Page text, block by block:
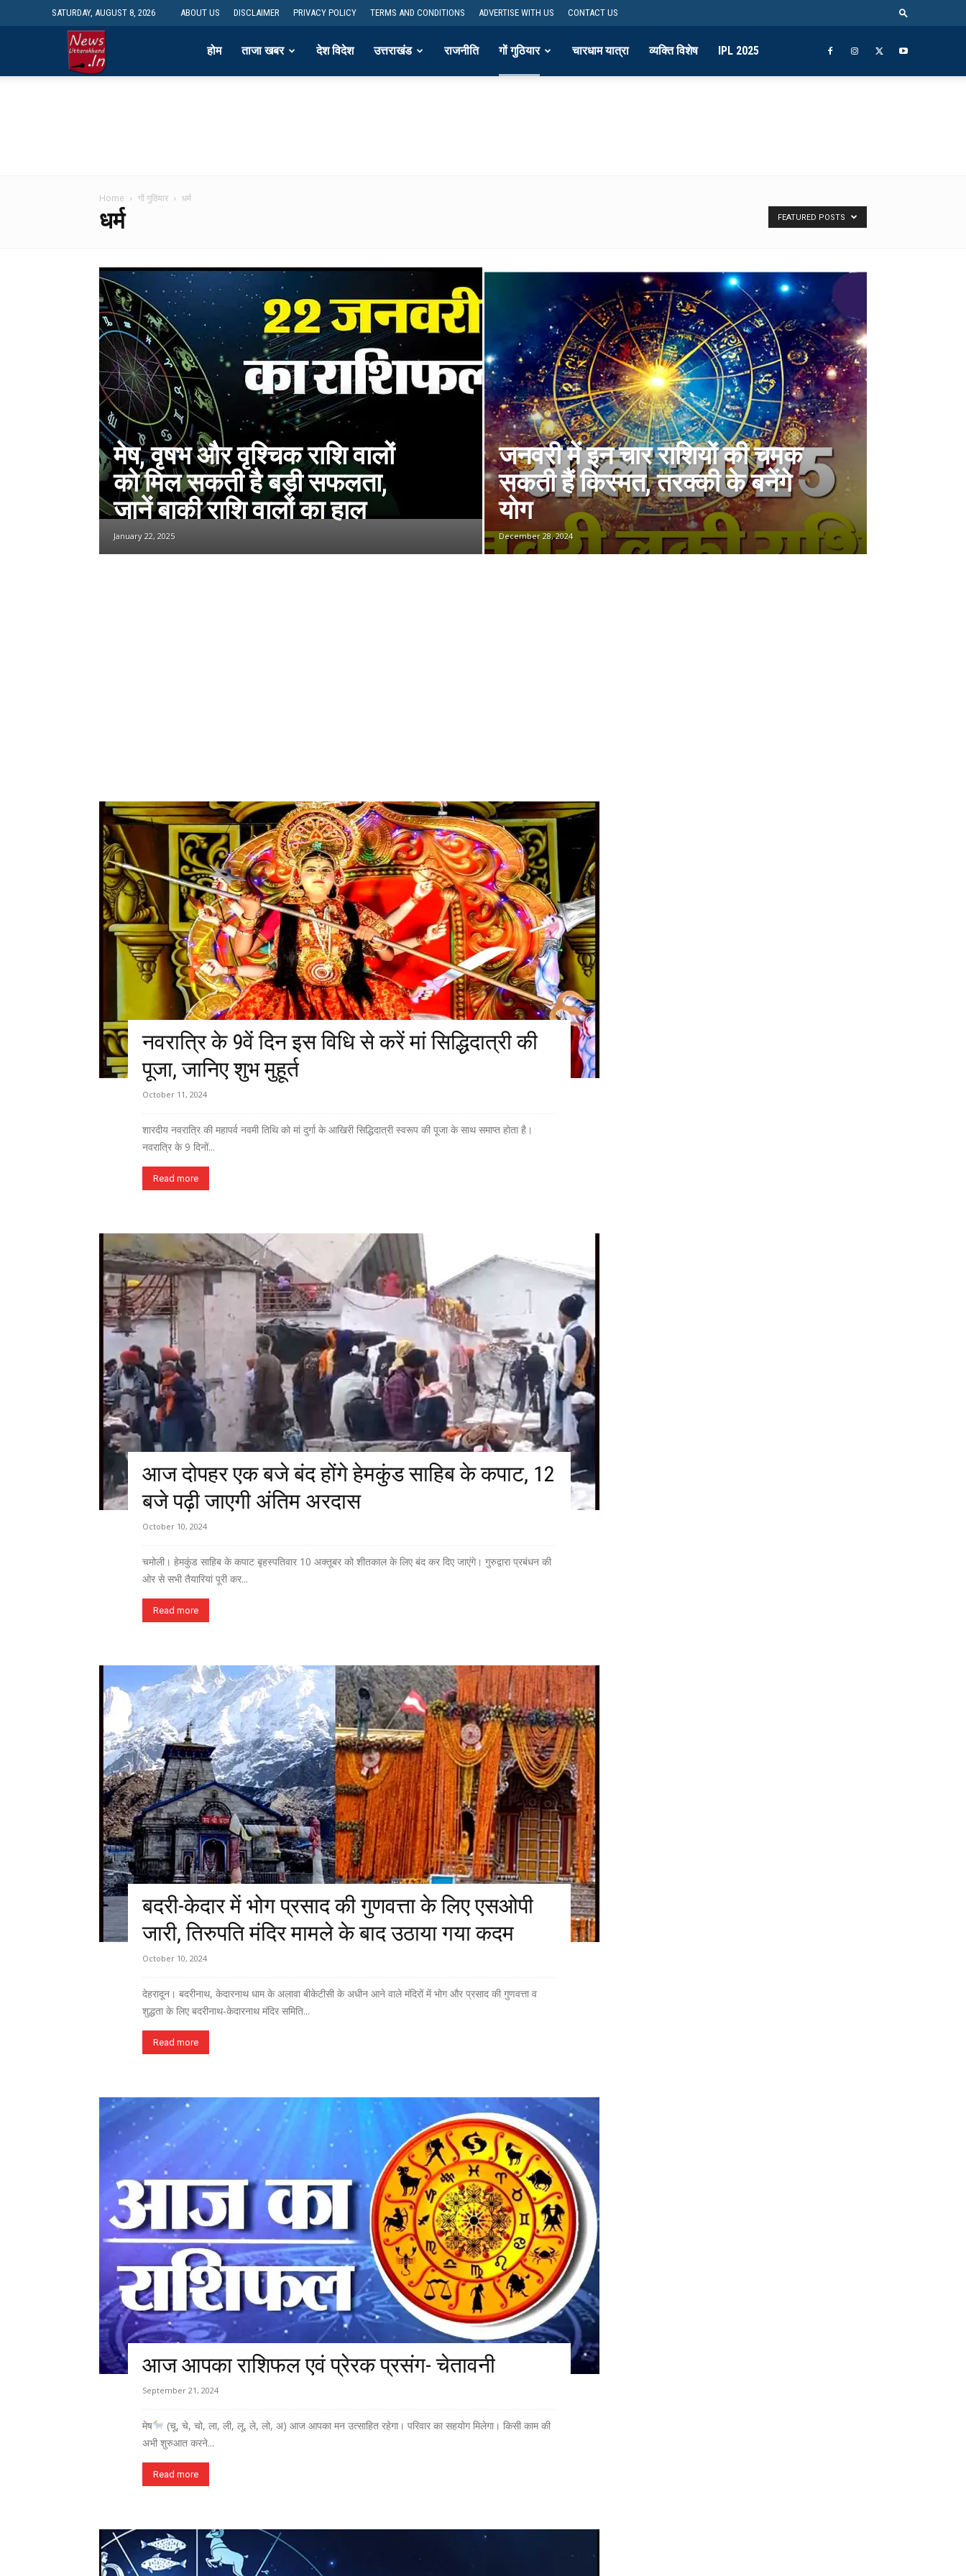
SATURDAY, AUGUST 8, 2026 ABOUT US DISCLAIMER PRIVACY POLICY TERMS AND CONDITIONS ADVERTISE WITH US CONTACT US
होम ताजा खबर देश विदेश उत्तराखंड राजनीति गों गुठियार चारधाम यात्रा व्यक्ति विशेष IPL 2025
Home गों गुठियार धर्म
धर्म FEATURED POSTS
मेष, वृषभ और वृश्चिक राशि वालों
को मिल सकती है बड़ी सफलता,
जानें बाकी राशि वालों का हाल
January 22, 2025
जनवरी में इन चार राशियों की चमक
सकती हैं किस्मत, तरक्की के बनेंगे
योग
December 28, 2024
नवरात्रि के 9वें दिन इस विधि से करें मां सिद्धिदात्री की
पूजा, जानिए शुभ मुहूर्त
October 11, 2024
शारदीय नवरात्रि की महापर्व नवमी तिथि को मां दुर्गा के आखिरी सिद्धिदात्री स्वरूप की पूजा के साथ समाप्त होता है।
नवरात्रि के 9 दिनों...
Read more
आज दोपहर एक बजे बंद होंगे हेमकुंड साहिब के कपाट, 12
बजे पढ़ी जाएगी अंतिम अरदास
October 10, 2024
चमोली। हेमकुंड साहिब के कपाट बृहस्पतिवार 10 अक्तूबर को शीतकाल के लिए बंद कर दिए जाएंगे। गुरुद्वारा प्रबंधन की
ओर से सभी तैयारियां पूरी कर...
Read more
बदरी-केदार में भोग प्रसाद की गुणवत्ता के लिए एसओपी
जारी, तिरुपति मंदिर मामले के बाद उठाया गया कदम
October 10, 2024
देहरादून। बदरीनाथ, केदारनाथ धाम के अलावा बीकेटीसी के अधीन आने वाले मंदिरों में भोग और प्रसाद की गुणवत्ता व
शुद्धता के लिए बदरीनाथ-केदारनाथ मंदिर समिति...
Read more
आज आपका राशिफल एवं प्रेरक प्रसंग- चेतावनी
September 21, 2024
मेष
(चू, चे, चो, ला, ली, लू, ले, लो, अ) आज आपका मन उत्साहित रहेगा। परिवार का सहयोग मिलेगा। किसी काम की
अभी शुरुआत करने...
Read more